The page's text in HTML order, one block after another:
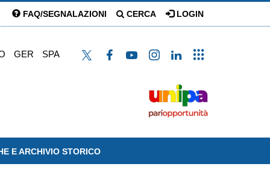
FAQ/SEGNALAZIONI CERCA LOGIN
GER SPA
E ARCHIVIO STORICO